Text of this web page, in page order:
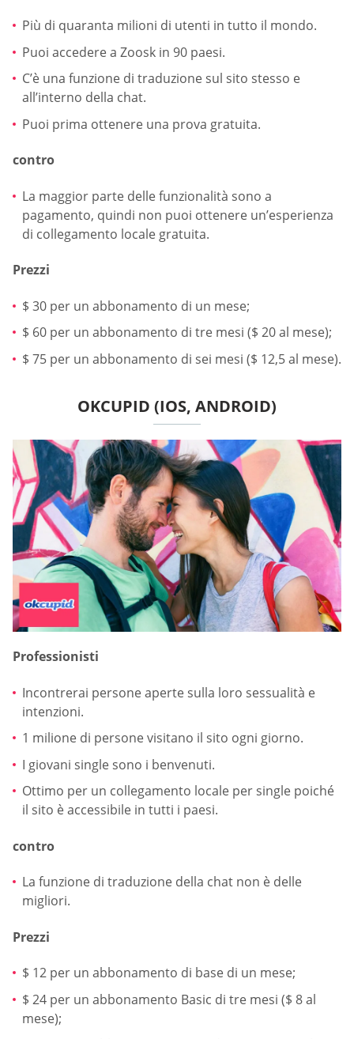
Più di quaranta milioni di utenti in tutto il mondo.
Puoi accedere a Zoosk in 90 paesi.
C’è una funzione di traduzione sul sito stesso e
all’interno della chat.
Puoi prima ottenere una prova gratuita.
contro
La maggior parte delle funzionalità sono a
pagamento, quindi non puoi ottenere un’esperienza
di collegamento locale gratuita.
Prezzi
$ 30 per un abbonamento di un mese;
$ 60 per un abbonamento di tre mesi ($ 20 al mese);
$ 75 per un abbonamento di sei mesi ($ 12,5 al mese).
OKCUPID (IOS, ANDROID)
Professionisti
Incontrerai persone aperte sulla loro sessualità e
intenzioni.
1 milione di persone visitano il sito ogni giorno.
I giovani single sono i benvenuti.
Ottimo per un collegamento locale per single poiché
il sito è accessibile in tutti i paesi.
contro
La funzione di traduzione della chat non è delle
migliori.
Prezzi
$ 12 per un abbonamento di base di un mese;
$ 24 per un abbonamento Basic di tre mesi ($ 8 al
mese);